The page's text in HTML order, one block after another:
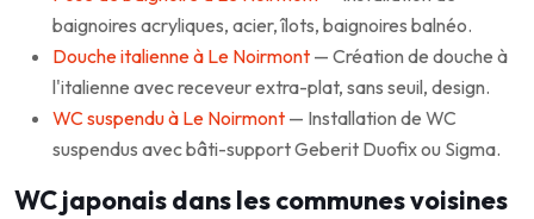
baignoires acryliques, acier, îlots, baignoires balnéo.
Douche italienne à Le Noirmont — Création de douche à
l'italienne avec receveur extra-plat, sans seuil, design.
WC suspendu à Le Noirmont — Installation de WC
suspendus avec bâti-support Geberit Duofix ou Sigma.
WC japonais dans les communes voisines